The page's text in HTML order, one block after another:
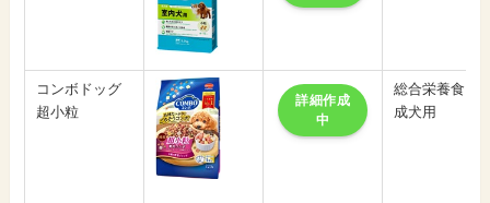
コンボドッグ
超小粒
詳細作成
中
総合栄養食
成犬用